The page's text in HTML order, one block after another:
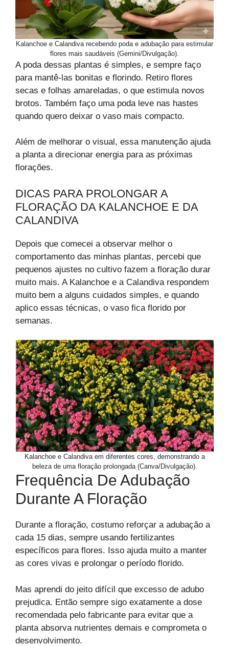
Kalanchoe e Calandiva recebendo poda e adubação para estimular
flores mais saudáveis (Gemini/Divulgação).
A poda dessas plantas é simples, e sempre faço
para mantê-las bonitas e florindo. Retiro flores
secas e folhas amareladas, o que estimula novos
brotos. Também faço uma poda leve nas hastes
quando quero deixar o vaso mais compacto.
Além de melhorar o visual, essa manutenção ajuda
a planta a direcionar energia para as próximas
florações.
DICAS PARA PROLONGAR A
FLORAÇÃO DA KALANCHOE E DA
CALANDIVA
Depois que comecei a observar melhor o
comportamento das minhas plantas, percebi que
pequenos ajustes no cultivo fazem a floração durar
muito mais. A Kalanchoe e a Calandiva respondem
muito bem a alguns cuidados simples, e quando
aplico essas técnicas, o vaso fica florido por
semanas.
Kalanchoe e Calandiva em diferentes cores, demonstrando a
beleza de uma floração prolongada (Canva/Divulgação).
Frequência De Adubação
Durante A Floração
Durante a floração, costumo reforçar a adubação a
cada 15 dias, sempre usando fertilizantes
específicos para flores. Isso ajuda muito a manter
as cores vivas e prolongar o período florido.
Mas aprendi do jeito difícil que excesso de adubo
prejudica. Então sempre sigo exatamente a dose
recomendada pelo fabricante para evitar que a
planta absorva nutrientes demais e comprometa o
desenvolvimento.